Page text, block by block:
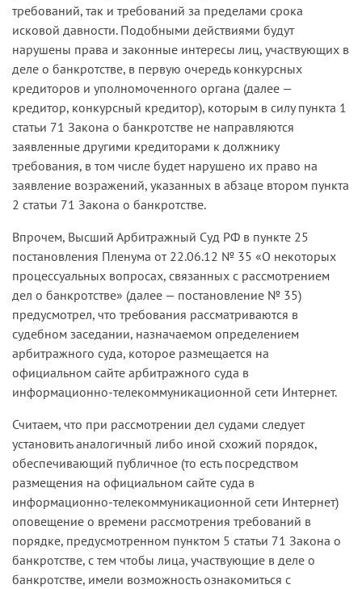
требований, так и требований за пределами срока
исковой давности. Подобными действиями будут
нарушены права и законные интересы лиц, участвующих в
деле о банкротстве, в первую очередь конкурсных
кредиторов и уполномоченного органа (далее —
кредитор, конкурсный кредитор), которым в силу пункта 1
статьи 71 Закона о банкротстве не направляются
заявленные другими кредиторами к должнику
требования, в том числе будет нарушено их право на
заявление возражений, указанных в абзаце втором пункта
2 статьи 71 Закона о банкротстве.
Впрочем, Высший Арбитражный Суд РФ в пункте 25
постановления Пленума от 22.06.12 № 35 «О некоторых
процессуальных вопросах, связанных с рассмотрением
дел о банкротстве» (далее — постановление № 35)
предусмотрел, что требования рассматриваются в
судебном заседании, назначаемом определением
арбитражного суда, которое размещается на
официальном сайте арбитражного суда в
информационно-телекоммуникационной сети Интернет.
Считаем, что при рассмотрении дел судами следует
установить аналогичный либо иной схожий порядок,
обеспечивающий публичное (то есть посредством
размещения на официальном сайте суда в
информационно-телекоммуникационной сети Интернет)
оповещение о времени рассмотрения требований в
порядке, предусмотренном пунктом 5 статьи 71 Закона о
банкротстве, с тем чтобы лица, участвующие в деле о
банкротстве, имели возможность ознакомиться с